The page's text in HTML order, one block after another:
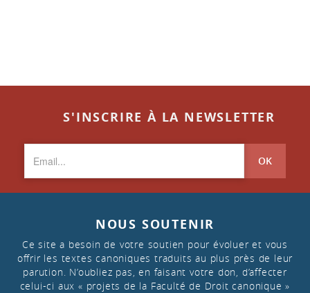
S'INSCRIRE À LA NEWSLETTER
OK
NOUS SOUTENIR
Ce site a besoin de votre soutien pour évoluer et vous
offrir les textes canoniques traduits au plus près de leur
parution. N’oubliez pas, en faisant votre don, d’affecter
celui-ci aux « projets de la Faculté de Droit canonique »